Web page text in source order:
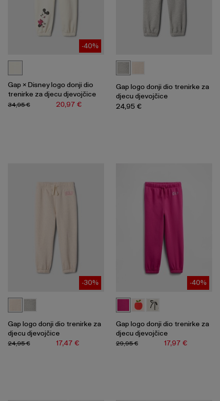
-40%
Gap × Disney logo donji dio
trenirke za djecu djevojčice
20,97 €
34,95 €
Gap logo donji dio trenirke za
djecu djevojčice
24,95 €
-30%
Gap logo donji dio trenirke za
djecu djevojčice
17,47 €
24,95 €
-40%
Gap logo donji dio trenirke za
djecu djevojčice
17,97 €
29,95 €